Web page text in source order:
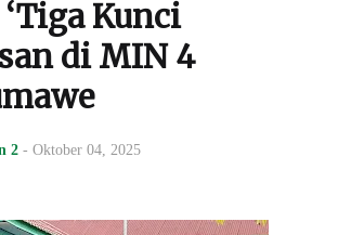
Kunci
di MIN 4
2 - Oktober 04, 2025